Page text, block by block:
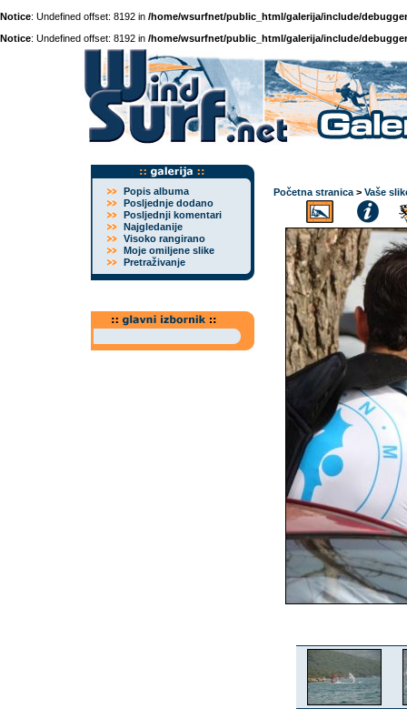
Notice: Undefined offset: 8192 in /home/wsurfnet/public_html/galerija/include/
Notice: Undefined offset: 8192 in /home/wsurfnet/public_html/galerija/include/
Popis albuma
Posljednje dodano
Posljednji komentari
Najgledanije
Visoko rangirano
Moje omiljene slike
Pretraživanje
Početna stranica > Vaše